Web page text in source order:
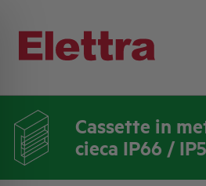
Cassette in
cieca IP66 /
SETTORI
DISTRIBUZIONE DI ENERGIA
RETE COMMERCIALE
PREVENTIVAZIONE
AZIENDA
TUTTE LE NEWS
JOB CAREERS